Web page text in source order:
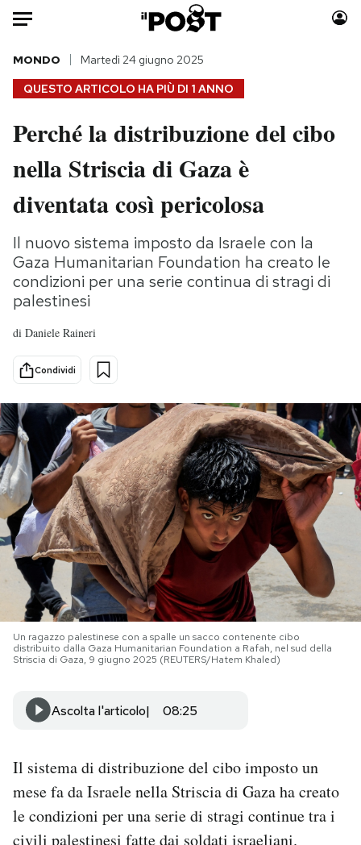
Auto
HOME
Italia
Politica
Tecnologia
Scienza
Cultura
Economia
Moda
Consumismi
Storie/Idee
Media
Europa
NEWSLETTER
I MIEI PREFERITI
SHOP
CALENDARIO
AREA PERSONALE
Newsletter
Hai bisogno di aiuto?
Esci
QUESTO ARTICOLO HA PIÙ DI 1 ANNO
MONDO Martedì 24 giugno 2025
Perché la distribuzione del cibo
nella Striscia di Gaza è
diventata così pericolosa
Il nuovo sistema imposto da Israele con la
Gaza Humanitarian Foundation ha creato le
condizioni per una serie continua di stragi di
palestinesi
di Daniele Raineri
Condividi
Un ragazzo palestinese con a spalle un sacco contenente cibo
distribuito dalla Gaza Humanitarian Foundation a Rafah, nel sud della
Striscia di Gaza, 9 giugno 2025 (REUTERS/Hatem Khaled)
Ascolta l'articolo 08:25
Il sistema di distribuzione del cibo imposto un
mese fa da Israele nella Striscia di Gaza ha creato
le condizioni per una serie di stragi continue tra i
civili palestinesi fatte dai soldati israeliani.